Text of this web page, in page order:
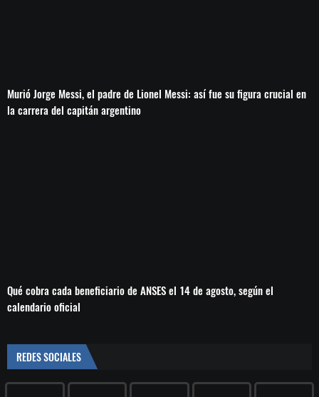
Murió Jorge Messi, el padre de Lionel Messi: así fue su figura crucial en
la carrera del capitán argentino
Qué cobra cada beneficiario de ANSES el 14 de agosto, según el
calendario oficial
REDES SOCIALES